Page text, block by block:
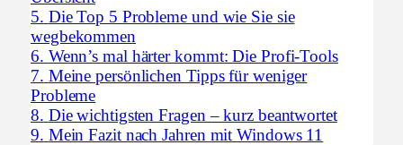
5. Die Top 5 Probleme und wie Sie sie
wegbekommen
6. Wenn’s mal härter kommt: Die Profi-Tools
7. Meine persönlichen Tipps für weniger
Probleme
8. Die wichtigsten Fragen – kurz beantwortet
9. Mein Fazit nach Jahren mit Windows 11